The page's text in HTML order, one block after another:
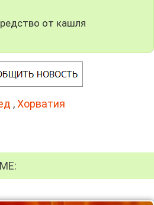
от кашля
,Хорватия